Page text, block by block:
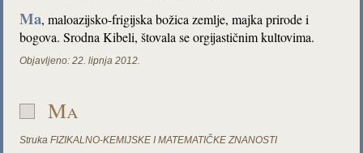
Ma, maloazijsko-frigijska božica zemlje, majka prirode i
bogova. Srodna Kibeli, štovala se orgijastičnim kultovima.
Objavljeno: 22. lipnja 2012.
Ma
Struka FIZIKALNO-KEMIJSKE I MATEMATIČKE ZNANOSTI